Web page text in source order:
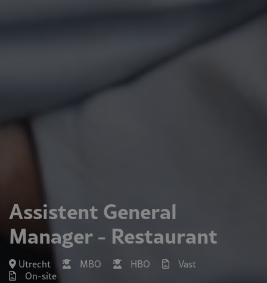
Assistent General
Manager - Restaurant
Utrecht MBO HBO
Vast
On-site